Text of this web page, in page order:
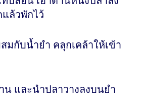
ล้วพักไว้
มกับนํ้ายํา คลุกเคล้าให้เข้า
น และนําปลาวางลงบนยำ